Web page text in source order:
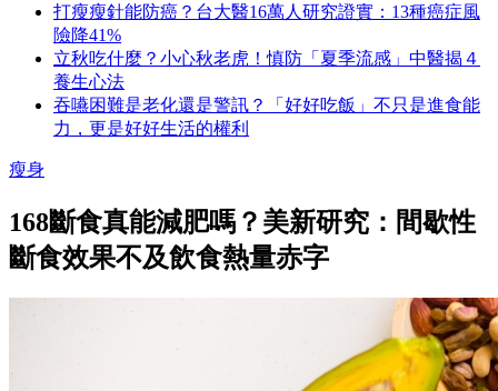
打瘦瘦針能防癌？台大醫16萬人研究證實：13種癌症風
險降41%
立秋吃什麼？小心秋老虎！慎防「夏季流感」中醫揭４
養生心法
吞嚥困難是老化還是警訊？「好好吃飯」不只是進食能
力，更是好好生活的權利
瘦身
168斷食真能減肥嗎？美新研究：間歇性
斷食效果不及飲食熱量赤字